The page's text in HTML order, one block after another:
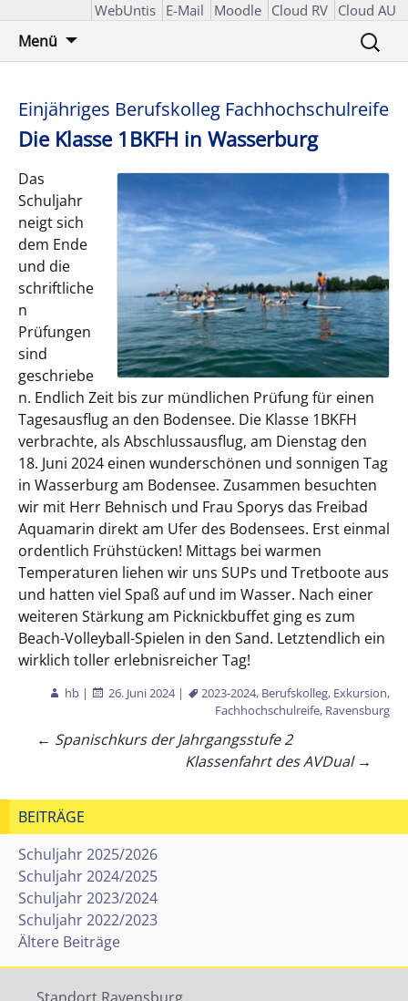
WebUntis E-Mail Moodle Cloud RV Cloud AU
Menü
Suchen
nach:
Einjähriges Berufskolleg Fachhochschulreife
Die Klasse 1BKFH in Wasserburg
Das
Schuljahr
neigt sich
dem Ende
und die
schriftliche
n
Prüfungen
sind
geschriebe
n. Endlich Zeit bis zur mündlichen Prüfung für einen
Tagesausflug an den Bodensee. Die Klasse 1BKFH
verbrachte, als Abschlussausflug, am Dienstag den
18. Juni 2024 einen wunderschönen und sonnigen Tag
in Wasserburg am Bodensee. Zusammen besuchten
wir mit Herr Behnisch und Frau Sporys das Freibad
Aquamarin direkt am Ufer des Bodensees. Erst einmal
ordentlich Frühstücken! Mittags bei warmen
Temperaturen liehen wir uns SUPs und Tretboote aus
und hatten viel Spaß auf und im Wasser. Nach einer
weiteren Stärkung am Picknickbuffet ging es zum
Beach-Volleyball-Spielen in den Sand. Letztendlich ein
wirklich toller erlebnisreicher Tag!
hb | 26. Juni 2024| 2023-2024, Berufskolleg, Exkursion,
Fachhochschulreife, Ravensburg
Beitragsnavigation
← Spanischkurs der Jahrgangsstufe 2
Klassenfahrt des AVDual →
BEITRÄGE
Schuljahr 2025/2026
Schuljahr 2024/2025
Schuljahr 2023/2024
Schuljahr 2022/2023
Ältere Beiträge